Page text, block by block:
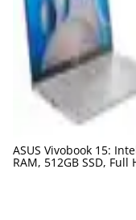
ASUS Vivobook 15:
RAM, 512GB SSD, Full